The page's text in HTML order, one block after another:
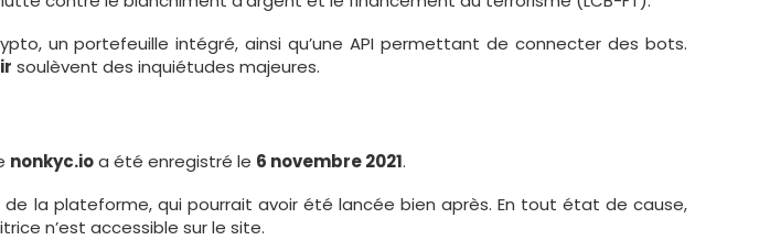
un portefeuille intégré, ainsi qu’une API permettant de connecter des bots.
soulèvent des inquiétudes majeures.
nonkyc.ioa été enregistré le 6 novembre 2021.
la plateforme, qui pourrait avoir été lancée bien après. En tout état de cause,
n’est accessible sur le site.